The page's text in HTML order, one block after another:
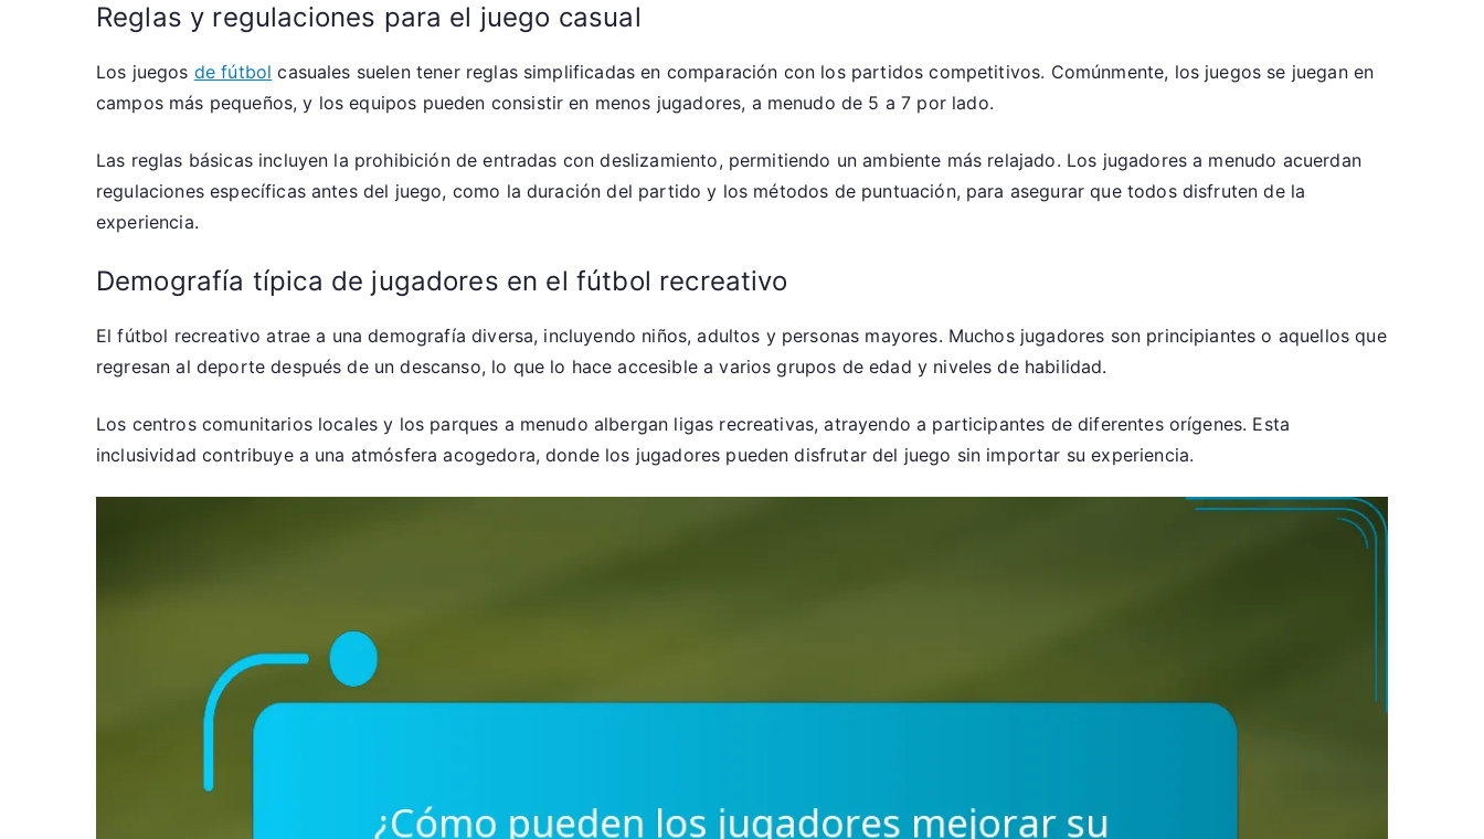
Reglas y regulaciones para el juego casual
Los juegos de fútbol casuales suelen tener reglas simplificadas en comparación con los partidos competitivos. Comúnmente, los juegos se juegan en
campos más pequeños, y los equipos pueden consistir en menos jugadores, a menudo de 5 a 7 por lado.
Las reglas básicas incluyen la prohibición de entradas con deslizamiento, permitiendo un ambiente más relajado. Los jugadores a menudo acuerdan
regulaciones específicas antes del juego, como la duración del partido y los métodos de puntuación, para asegurar que todos disfruten de la
experiencia.
Demografía típica de jugadores en el fútbol recreativo
El fútbol recreativo atrae a una demografía diversa, incluyendo niños, adultos y personas mayores. Muchos jugadores son principiantes o aquellos que
regresan al deporte después de un descanso, lo que lo hace accesible a varios grupos de edad y niveles de habilidad.
Los centros comunitarios locales y los parques a menudo albergan ligas recreativas, atrayendo a participantes de diferentes orígenes. Esta
inclusividad contribuye a una atmósfera acogedora, donde los jugadores pueden disfrutar del juego sin importar su experiencia.